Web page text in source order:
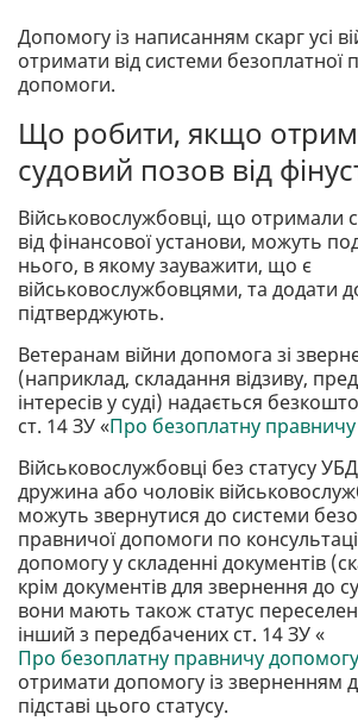
Допомогу із написанням скарг усі
отримати від системи безоплатної
допомоги.
Що робити, якщо
судовий позов від
Військовослужбовці, що отримали
від фінансової установи, можуть
нього, в якому зауважити, що є
військовослужбовцями, та додати
підтверджують.
Ветеранам війни допомога зі
(наприклад, складання відзиву,
інтересів у суді) надається
ст. 14 ЗУ «Про безоплатну
Військовослужбовці без статусу
дружина або чоловік
можуть звернутися до системи
правничої допомоги по
допомогу у складенні документів
крім документів для звернення до
вони мають також статус
інший з передбачених ст. 14 ЗУ «
Про безоплатну правничу допомогу
отримати допомогу із зверненням
підставі цього статусу.